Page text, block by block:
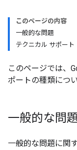
このページの内容
一般的な問題
テクニカル サポート
このページでは、
ポートの種類につ
一般的な問
一般的な問題に関